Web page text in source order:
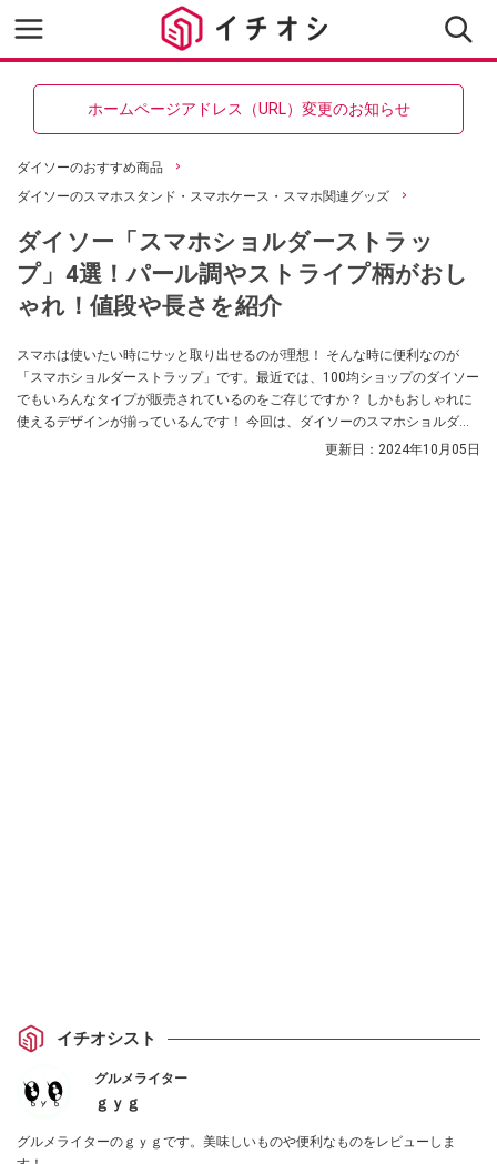
ホームページアドレス（URL）変更のお知らせ
ダイソーのおすすめ商品
ダイソーのスマホスタンド・スマホケース・スマホ関連グッズ
ダイソー「スマホショルダーストラッ
プ」4選！パール調やストライプ柄がおし
ゃれ！値段や長さを紹介
スマホは使いたい時にサッと取り出せるのが理想！ そんな時に便利なのが
「スマホショルダーストラップ」です。最近では、100均ショップのダイソー
でもいろんなタイプが販売されているのをご存じですか？ しかもおしゃれに
使えるデザインが揃っているんです！ 今回は、ダイソーのスマホショルダー
ストラップ4選をご紹介！ 購入を検討している方はぜひチェックしてみてくだ
更新日： 2024年10月05日
イチオシスト
グルメライター
ｇｙｇ
グルメライターのｇｙｇです。美味しいものや便利なものをレビューしま